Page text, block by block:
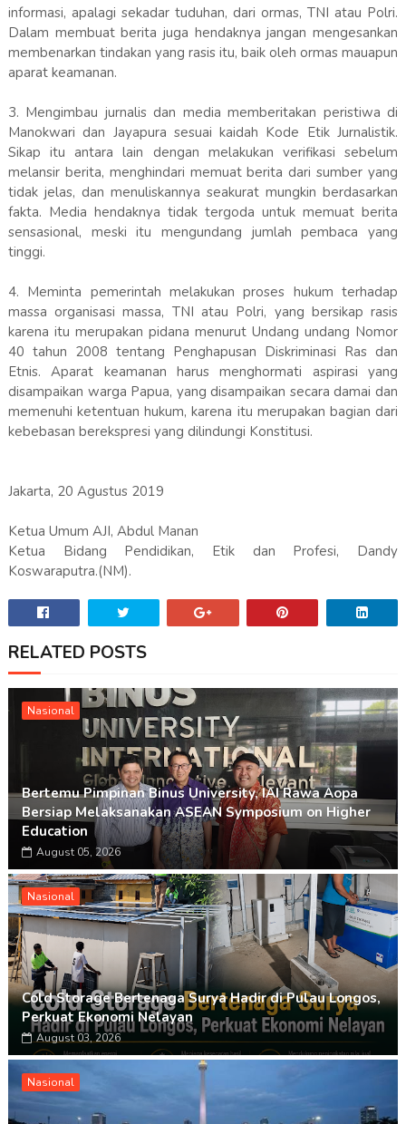
informasi, apalagi sekadar tuduhan, dari ormas, TNI atau Polri.
Dalam membuat berita juga hendaknya jangan mengesankan
membenarkan tindakan yang rasis itu, baik oleh ormas mauapun
aparat keamanan.
3. Mengimbau jurnalis dan media memberitakan peristiwa di
Manokwari dan Jayapura sesuai kaidah Kode Etik Jurnalistik.
Sikap itu antara lain dengan melakukan verifikasi sebelum
melansir berita, menghindari memuat berita dari sumber yang
tidak jelas, dan menuliskannya seakurat mungkin berdasarkan
fakta. Media hendaknya tidak tergoda untuk memuat berita
sensasional, meski itu mengundang jumlah pembaca yang
tinggi.
4. Meminta pemerintah melakukan proses hukum terhadap
massa organisasi massa, TNI atau Polri, yang bersikap rasis
karena itu merupakan pidana menurut Undang undang Nomor
40 tahun 2008 tentang Penghapusan Diskriminasi Ras dan
Etnis. Aparat keamanan harus menghormati aspirasi yang
disampaikan warga Papua, yang disampaikan secara damai dan
memenuhi ketentuan hukum, karena itu merupakan bagian dari
kebebasan berekspresi yang dilindungi Konstitusi.
Jakarta, 20 Agustus 2019
Ketua Umum AJI, Abdul Manan
Ketua Bidang Pendidikan, Etik dan Profesi, Dandy
Koswaraputra.(NM).
RELATED POSTS
Nasional
Bertemu Pimpinan Binus University, IAI Rawa Aopa
Bersiap Melaksanakan ASEAN Symposium on Higher
Education
August 05, 2026
Nasional
Cold Storage Bertenaga Surya Hadir di Pulau Longos,
Perkuat Ekonomi Nelayan
August 03, 2026
Nasional